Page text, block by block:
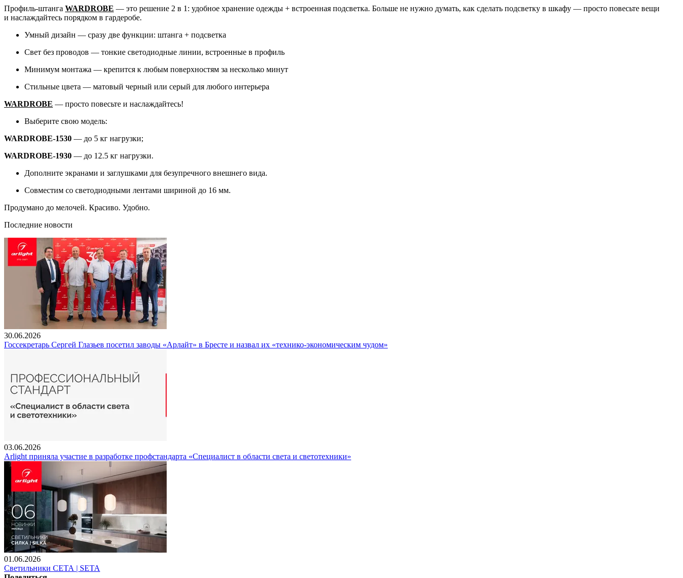
Профиль-штанга WARDROBE — это решение 2 в 1: удобное хранение одежды + встроенная подсветка. Больше не нужно думать, как сделать подсветку в шкафу — просто повесьте вещи
и наслаждайтесь порядком в гардеробе.
Умный дизайн — сразу две функции: штанга + подсветка
Свет без проводов — тонкие светодиодные линии, встроенные в профиль
Минимум монтажа — крепится к любым поверхностям за несколько минут
Стильные цвета — матовый черный или серый для любого интерьера
WARDROBE — просто повесьте и наслаждайтесь!
Выберите свою модель:
WARDROBE-1530 — до 5 кг нагрузки;
WARDROBE-1930 — до 12.5 кг нагрузки.
Дополните экранами и заглушками для безупречного внешнего вида.
Совместим со светодиодными лентами шириной до 16 мм.
Продумано до мелочей. Красиво. Удобно.
Последние новости
30.06.2026
Госсекретарь Сергей Глазьев посетил заводы «Арлайт» в Бресте и назвал их «технико-экономическим чудом»
03.06.2026
Arlight приняла участие в разработке профстандарта «Специалист в области света и светотехники»
01.06.2026
Светильники СЕТА | SETA